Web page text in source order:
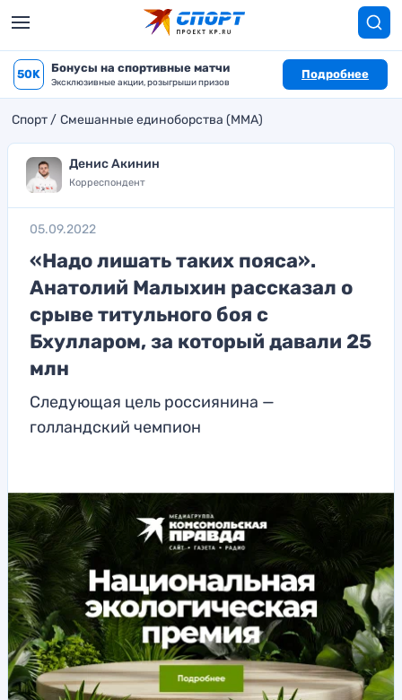
50K Бонусы на спортивные матчи
Эксклюзивные акции, розыгрыши призов
Подробнее
Спорт Смешанные единоборства (MMA)
Денис Акинин
Корреспондент
05.09.2022
«Надо лишать таких пояса».
Анатолий Малыхин рассказал о
срыве титульного боя с
Бхулларом, за который давали 25
млн
Следующая цель россиянина —
голландский чемпион